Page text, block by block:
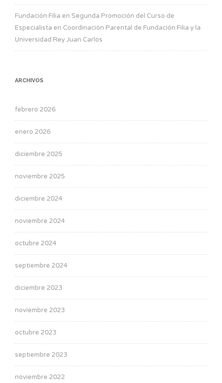
Fundación Filia en Segunda Promoción del Curso de
Especialista en Coordinación Parental de Fundación Filia y la
Universidad Rey Juan Carlos
ARCHIVOS
febrero 2026
enero 2026
diciembre 2025
noviembre 2025
diciembre 2024
noviembre 2024
octubre 2024
septiembre 2024
diciembre 2023
noviembre 2023
octubre 2023
septiembre 2023
noviembre 2022